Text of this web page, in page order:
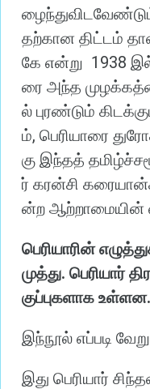
தற்கான திட்டம்
கே என்று 1938
ரை அந்த
ல் புரண்டும்
ம், பெரியாரை
கு இந்தத்
ர் கரன்சி
ன்ற ஆற்றாமையின்
பெரியாரின்
முத்து. பெரியார்
குப்புகளாக உள்ளன.
இந்நூல் எப்படி
இது பெரியார்